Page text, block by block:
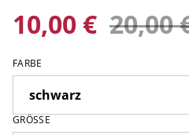
10,00 € 20,00
FARBE
GRÖSSE